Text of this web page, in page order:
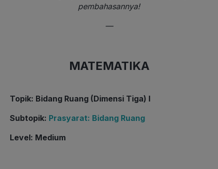
pembahasannya!
—
MATEMATIKA
Topik: Bidang Ruang (Dimensi Tiga) I
Subtopik: Prasyarat: Bidang Ruang
Level: Medium